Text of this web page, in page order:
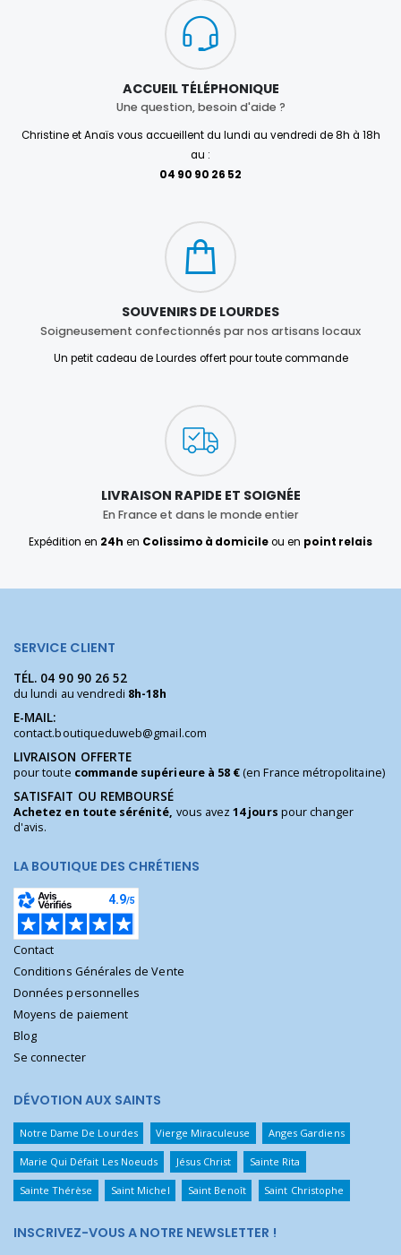
ACCUEIL TÉLÉPHONIQUE
Une question, besoin d'aide ?
Christine et Anaïs vous accueillent du lundi au vendredi de 8h à 18h
au :
04 90 90 26 52
SOUVENIRS DE LOURDES
Soigneusement confectionnés par nos artisans locaux
Un petit cadeau de Lourdes offert pour toute commande
LIVRAISON RAPIDE ET SOIGNÉE
En France et dans le monde entier
Expédition en 24h en Colissimo à domicileou en point relais
SERVICE CLIENT
TÉL. 04 90 90 26 52
du lundi au vendredi 8h-18h
E-MAIL:
contact.boutiqueduweb@gmail.com
LIVRAISON OFFERTE
pour toute commande supérieure à 58 €(en France métropolitaine)
SATISFAIT OU REMBOURSÉ
Achetez en toute sérénité, vous avez14 jours pour changer
d'avis.
LA BOUTIQUE DES CHRÉTIENS
Contact
Conditions Générales de Vente
Données personnelles
Moyens de paiement
Blog
Se connecter
DÉVOTION AUX SAINTS
Notre Dame De Lourdes Vierge Miraculeuse Anges Gardiens
Marie Qui Défait Les Noeuds Jésus Christ Sainte Rita
Sainte Thérèse Saint Michel Saint Benoît Saint Christophe
INSCRIVEZ-VOUS A NOTRE NEWSLETTER !